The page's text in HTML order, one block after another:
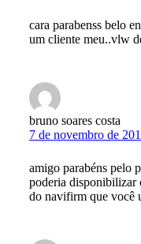
cara parabenss belo
um cliente meu..vlw
bruno soares costa
7 de novembro de
amigo parabéns pelo
poderia disponibilizar
do navifirm que você